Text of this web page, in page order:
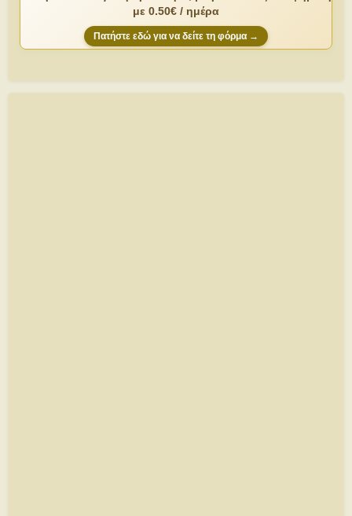
με 0.50€ / ημέρα
Πατήστε εδώ για να δείτε τη φόρμα →